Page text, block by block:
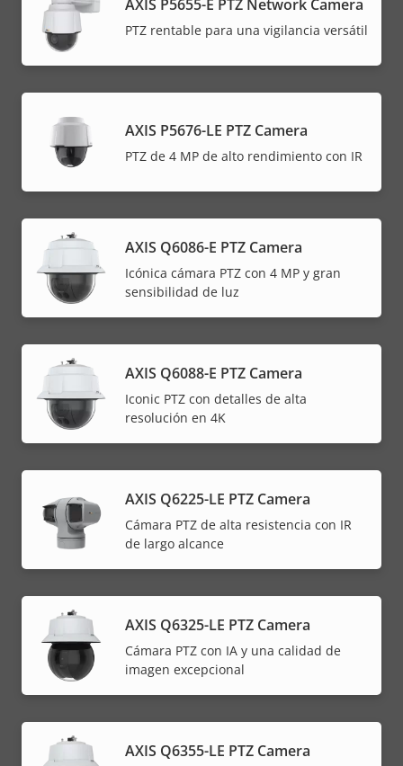
AXIS P5655-E PTZ Network Camera
PTZ rentable para una vigilancia versátil
AXIS P5676-LE PTZ Camera
PTZ de 4 MP de alto rendimiento con IR
AXIS Q6086-E PTZ Camera
Icónica cámara PTZ con 4 MP y gran
sensibilidad de luz
AXIS Q6088-E PTZ Camera
Iconic PTZ con detalles de alta
resolución en 4K
AXIS Q6225-LE PTZ Camera
Cámara PTZ de alta resistencia con IR
de largo alcance
AXIS Q6325-LE PTZ Camera
Cámara PTZ con IA y una calidad de
imagen excepcional
AXIS Q6355-LE PTZ Camera